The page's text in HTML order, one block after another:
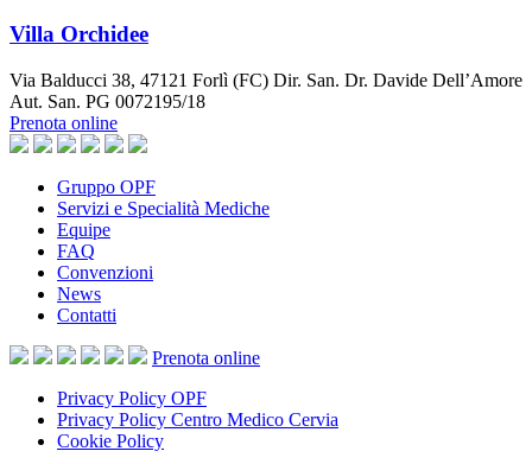
Villa Orchidee
Via Balducci 38, 47121 Forlì (FC) Dir. San. Dr. Davide Dell’Amore
Aut. San. PG 0072195/18
Prenota online
Gruppo OPF
Servizi e Specialità Mediche
Equipe
FAQ
Convenzioni
News
Contatti
Prenota online
Privacy Policy OPF
Privacy Policy Centro Medico Cervia
Cookie Policy